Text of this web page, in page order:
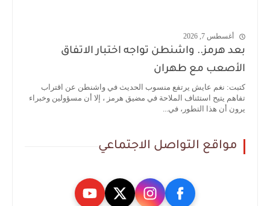
أغسطس 7, 2026
بعد هرمز.. واشنطن تواجه اختبار الاتفاق
الأصعب مع طهران
كتبت: نغم عايش يرتفع منسوب الحديث في واشنطن عن اقتراب
تفاهم يتيح استئناف الملاحة في مضيق هرمز ، إلا أن مسؤولين وخبراء
يرون أن هذا التطور، في...
مواقع التواصل الاجتماعي